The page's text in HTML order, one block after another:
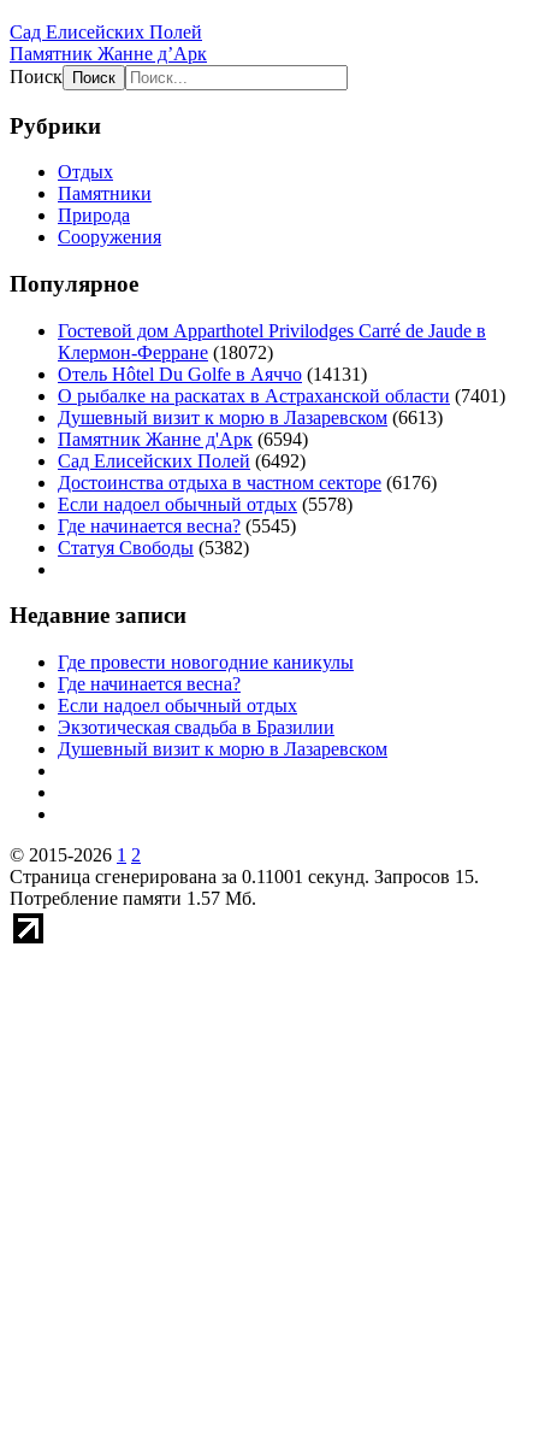
Сад Елисейских Полей
Памятник Жанне д’Арк
Поиск
Рубрики
Отдых
Памятники
Природа
Сооружения
Популярное
Гостевой дом Apparthotel Privilodges Carré de Jaude в
Клермон-Ферране (18072)
Отель Hôtel Du Golfe в Аяччо (14131)
О рыбалке на раскатах в Астраханской области (7401)
Душевный визит к морю в Лазаревском (6613)
Памятник Жанне д'Арк (6594)
Сад Елисейских Полей (6492)
Достоинства отдыха в частном секторе (6176)
Если надоел обычный отдых (5578)
Где начинается весна? (5545)
Статуя Свободы (5382)
Недавние записи
Где провести новогодние каникулы
Где начинается весна?
Если надоел обычный отдых
Экзотическая свадьба в Бразилии
Душевный визит к морю в Лазаревском
© 2015-2026 1 2
Страница сгенерирована за 0.11001 секунд. Запросов 15.
Потребление памяти 1.57 Мб.